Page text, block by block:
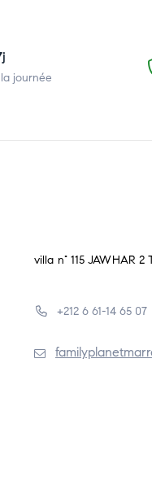
journée
villa n° 115 JAWHAR 2
+212 6 61-14 65 07